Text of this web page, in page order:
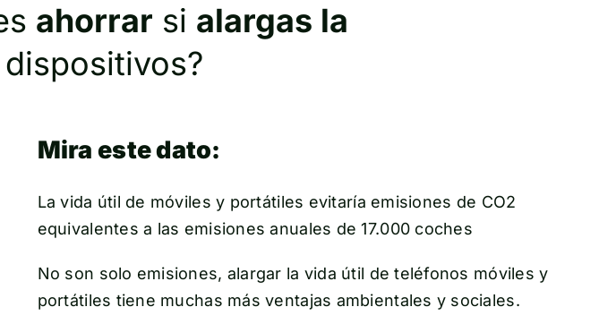
ahorrar si alargas la
Mira este dato:
La vida útil de móviles y portátiles evitaría emisiones de CO2
equivalentes a las emisiones anuales de 17.000 coches
No son solo emisiones, alargar la vida útil de teléfonos móviles y
portátiles tiene muchas más ventajas ambientales y sociales.